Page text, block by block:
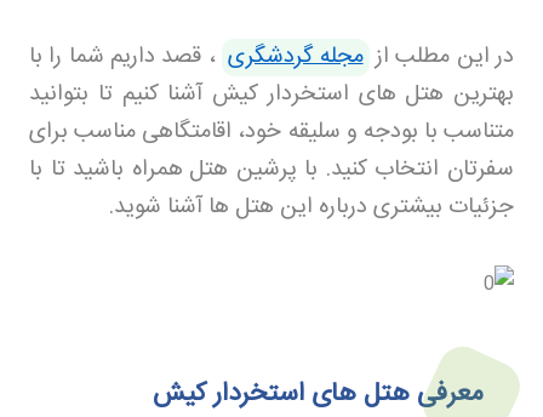
در این مطلب از مجله گردشگری ، قصد داریم شما را با
بهترین هتل های استخردار کیش آشنا کنیم تا بتوانید
متناسب با بودجه و سلیقه خود، اقامتگاهی مناسب برای
سفرتان انتخاب کنید. با پرشین هتل همراه باشید تا با
جزئیات بیشتری درباره این هتل ها آشنا شوید.
معرفی هتل های استخردار کیش